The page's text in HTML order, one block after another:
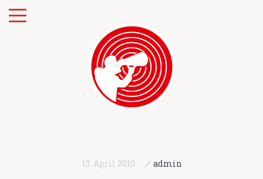
13. April 2010 admin